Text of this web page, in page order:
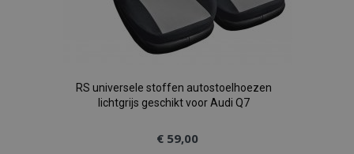
RS universele stoffen autostoelhoezen
lichtgrijs geschikt voor Audi Q7
€ 59,00